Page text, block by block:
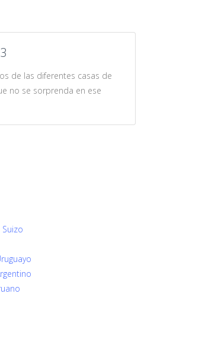
de las diferentes casas de
no se sorprenda en ese